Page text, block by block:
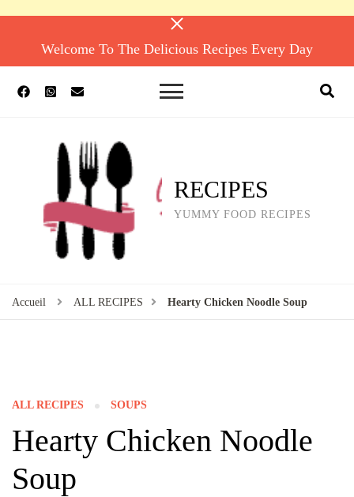
Welcome To The Delicious Recipes Every Day
RECIPES
YUMMY FOOD RECIPES
Accueil ALL RECIPES Hearty Chicken Noodle Soup
ALL RECIPES SOUPS
Hearty Chicken Noodle
Soup